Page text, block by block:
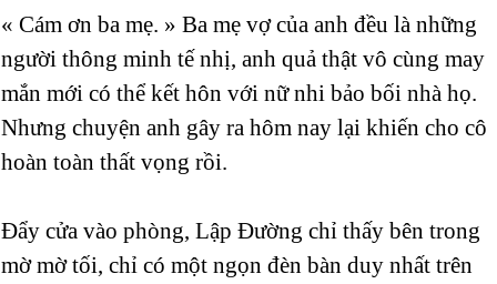
« Cám ơn ba mẹ. » Ba mẹ vợ của anh đều là những
người thông minh tế nhị, anh quả thật vô cùng may
mắn mới có thể kết hôn với nữ nhi bảo bối nhà họ.
Nhưng chuyện anh gây ra hôm nay lại khiến cho cô
hoàn toàn thất vọng rồi.
Đẩy cửa vào phòng, Lập Đường chỉ thấy bên trong
mờ mờ tối, chỉ có một ngọn đèn bàn duy nhất trên